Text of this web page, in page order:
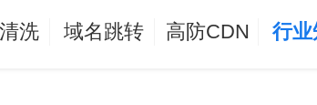
洗 域名跳转 高防CDN 行业